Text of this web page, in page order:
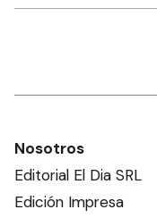
Nosotros
Editorial El Dia SRL
Edición Impresa